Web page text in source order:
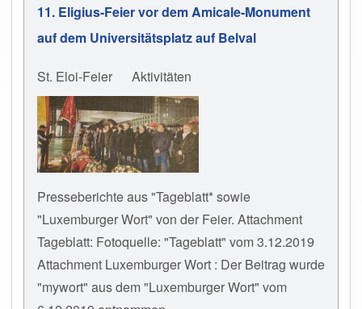
11. Eligius-Feier vor dem Amicale-Monument
auf dem Universitätsplatz auf Belval
St. Eloi-Feier Aktivitäten
Presseberichte aus "Tageblatt* sowie
"Luxemburger Wort" von der Feier. Attachment
Tageblatt: Fotoquelle: "Tageblatt" vom 3.12.2019
Attachment Luxemburger Wort : Der Beitrag wurde
"mywort" aus dem "Luxemburger Wort" vom